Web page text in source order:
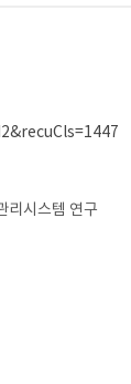
리시스템 연구